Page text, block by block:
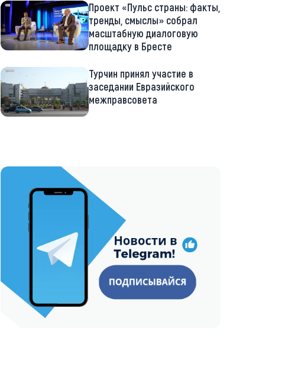
Проект «Пульс страны: факты,
тренды, смыслы» собрал
масштабную диалоговую
площадку в Бресте
Турчин принял участие в
заседании Евразийского
межправсовета
https://t.me/minskctvby